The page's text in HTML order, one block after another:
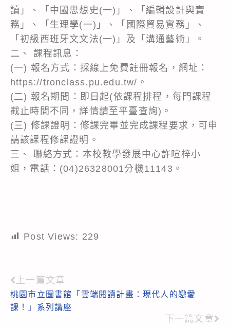
讀」、「中國思想史(一)」、「編輯設計與實
務」、「生理學(一)」、「國際貿易實務」、
「初級西班牙文文法(一)」及「溝通藝術」。
二、 課程訊息：
(一) 報名方式：採線上免費註冊報名，網址：
https://tronclass.pu.edu.tw/。
(二) 報名期間：即日起(依課程排程，每門課程
截止時間不同，詳情請至平臺查詢)。
(三) 修課證明：修課完畢並完成課程要求，可申
請該課程修課證明。
三、 聯絡方式：本校教學發展中心許暄梓小
姐，電話：(04)26328001分機11143。
Post Views: 229
Read
more
上一篇文章
桃園市立圖書館「雲端閱讀計畫：現代人的戀愛
課！」系列講座
下一篇文章